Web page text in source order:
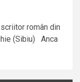
român din
(Sibiu) Anca